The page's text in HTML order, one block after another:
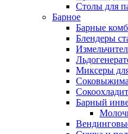
Столы для
Барное
Барные
Блендеры
Миксеры
Барный